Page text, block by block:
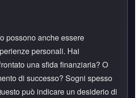
possono anche essere
personali. Hai
una sfida finanziaria? O
di successo? Sogni spesso
può indicare un desiderio di